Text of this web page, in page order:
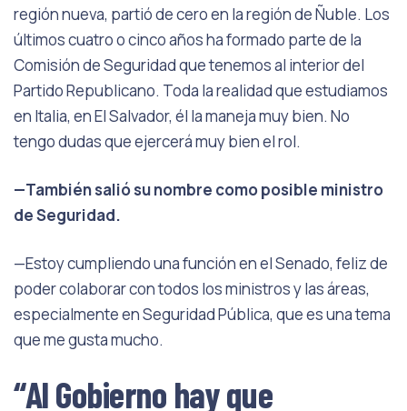
región nueva, partió de cero en la región de Ñuble. Los
últimos cuatro o cinco años ha formado parte de la
Comisión de Seguridad que tenemos al interior del
Partido Republicano. Toda la realidad que estudiamos
en Italia, en El Salvador, él la maneja muy bien. No
tengo dudas que ejercerá muy bien el rol.
—También salió su nombre como posible ministro
de Seguridad.
—Estoy cumpliendo una función en el Senado, feliz de
poder colaborar con todos los ministros y las áreas,
especialmente en Seguridad Pública, que es una tema
que me gusta mucho.
“Al Gobierno hay que